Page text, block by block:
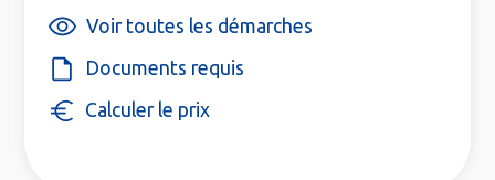
Voir toutes les démarches
Documents requis
Calculer le prix